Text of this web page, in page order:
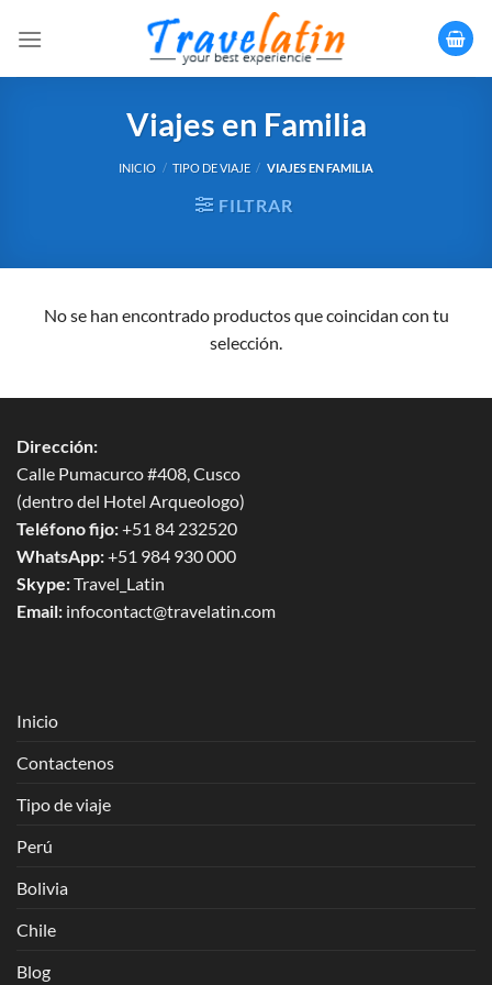
Viajes en Familia
INICIO / TIPO DE VIAJE / VIAJES EN FAMILIA
FILTRAR
No se han encontrado productos que coincidan con tu
selección.
Dirección:
Calle Pumacurco #408, Cusco
(dentro del Hotel Arqueologo)
Teléfono fijo:+51 84 232520
WhatsApp:+51 984 930 000
Skype:Travel_Latin
Email: infocontact@travelatin.com
Inicio
Contactenos
Tipo de viaje
Perú
Bolivia
Chile
Blog